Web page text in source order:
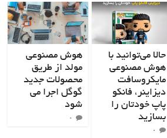
حالا می‌توانید با
هوش مصنوعی
مایکروسافت
دیزاینر، فانکو
پاپ خودتان را
بسازید
۰
هوش مصنوعی
مولد از طریق
محصولات جدید
گوگل اجرا می
شود
۰